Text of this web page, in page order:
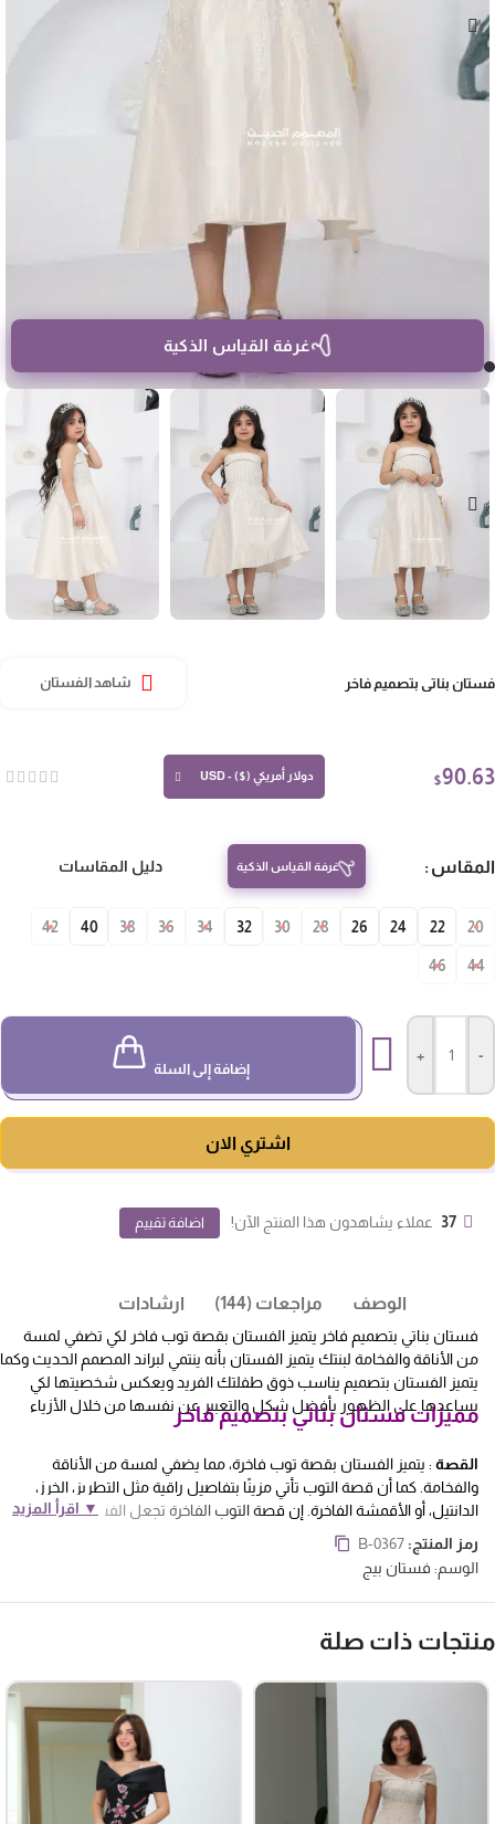
غرفة القياس الذكية
بناتي بتصميم فاخر شاهد الفستان
$ دولار أمريكي ($) - USD
غرفة القياس الذكية دليل المقاسات
20
22
24
26
28
30
32
34
36
38
40
42
44
46
إضافة إلى السلة
اشتري الان
37 عملاء يشاهدون هذا المنتج الآن! اضافة تقييم
الوصف مراجعات (144) ارشادات
فستان بناتي بتصميم فاخر يتميز الفستان بقصة توب فاخر لكي تضفي لمسة
من الأناقة والفخامة لبنتك يتميز الفستان بأنه ينتمي لبراند المصمم الحديث وكما
يتميز الفستان بتصميم يناسب ذوق طفلتك الفريد ويعكس شخصيتها لكي
يساعدها على الظهور بأفضل شكل والتعبير عن نفسها من خلال الأزياء
مميزات فستان بناتي بتصميم فاخر
القصة
▼ اقرأ المزيد
: يتميز الفستان بقصة توب فاخرة، مما يضفي لمسة من الأناقة
والفخامة. كما أن قصة التوب تأتي مزينًا بتفاصيل راقية مثل التطريز، الخرز،
الدانتيل، أو الأقمشة الفاخرة. إن قصة التوب الفاخرة تجعل الفستان يبرز
ويعكس الجمال والأناقة.
البراند
: يتميز الفستان بأنه ينتمي لبراند المصمم الحديث والمعروف. يعكس ذلك
الانتماء التوجه العصري والجودة العالية للتصميم. إنه فستان يحمل الأصالة
والفخامة التي تميز المصمم الحديث ويعكس الاهتمام بالتفاصيل والجودة.
شخصيتها. يمكن أن يكون الفستان مزينًا بالرسومات، الألوان الزاهية، الطبعات
فستان يمكنها من التعبير عن نفسها والظهور بأفضل شكل.
: يساعد الفستان الفاخر الطفلة على التعبير عن نفسها وتعزيز ثقتها
الشخصية. عندما ترتدي فستانًا يناسب ذوقها ويعكس شخصيتها، ستشعر
بالراحة والثقة في الظهور بأفضل شكل. إنها فرصة لها للتعبير عن نفسها
من خلال الأزياء والاستمتاع بالموضة.
رمز المنتج:B-0367
الوسم:فستان بيج
ذات صلة